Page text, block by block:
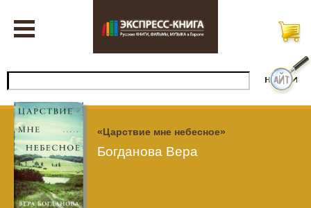
«Царствие мне небесное»
Богданова Вера